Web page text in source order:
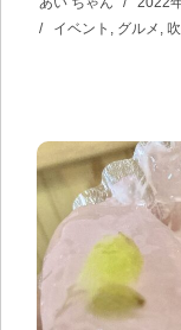
イベント
グルメ